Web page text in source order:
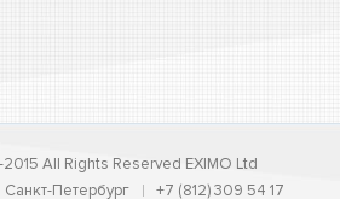
All Rights Reserved EXIMO Ltd
Петербург
+7 (812) 309 54 17